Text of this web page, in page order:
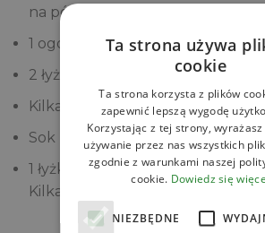
na pół
1 ogórek gruntowy pokrojony w
2 łyżki posiekanej natki pietruszki
Kilka rzodkiewek pokrojonych w
Sok z 1/2 cytryny
1 łyżka oliwy
Kilka kromek pełnoziarnistego
Ta strona używa
cookie
Ta strona korzysta z plików
zapewnić lepszą wygodę
Korzystając z tej strony,
używanie przez nas wszystkich
zgodnie z warunkami naszej
cookie. Dowiedz się
NIEZBĘDNE